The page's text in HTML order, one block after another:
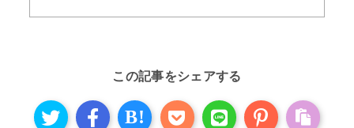
この記事をシェアする
B!